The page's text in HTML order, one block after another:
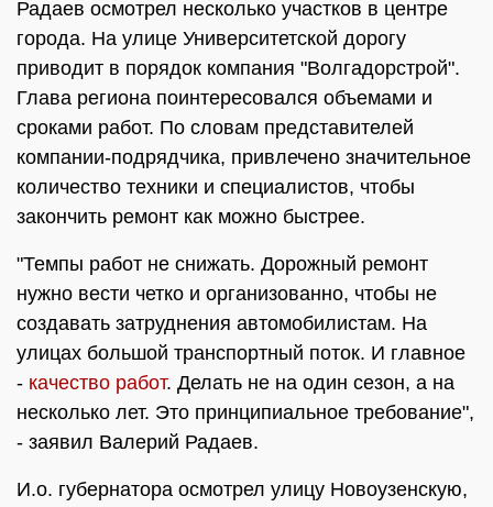
Радаев осмотрел несколько участков в центре
города. На улице Университетской дорогу
приводит в порядок компания "Волгадорстрой".
Глава региона поинтересовался объемами и
сроками работ. По словам представителей
компании-подрядчика, привлечено значительное
количество техники и специалистов, чтобы
закончить ремонт как можно быстрее.
"Темпы работ не снижать. Дорожный ремонт
нужно вести четко и организованно, чтобы не
создавать затруднения автомобилистам. На
улицах большой транспортный поток. И главное
- качество работ. Делать не на один сезон, а на
несколько лет. Это принципиальное требование",
- заявил Валерий Радаев.
И.о. губернатора осмотрел улицу Новоузенскую,